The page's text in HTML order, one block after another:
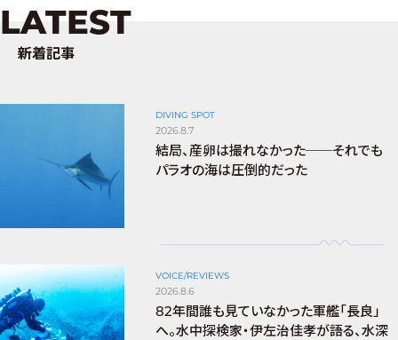
LATEST
新着記事
DIVING SPOT
2026.8.7
結局、産卵は撮れなかった──それでも
パラオの海は圧倒的だった
VOICE/REVIEWS
2026.8.6
82年間誰も見ていなかった軍艦「長良」
へ。水中探検家・伊左治佳孝が語る、水深